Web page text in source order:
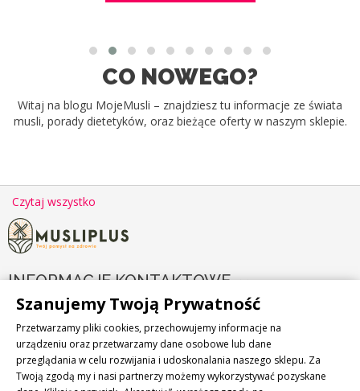
CO NOWEGO?
Witaj na blogu MojeMusli – znajdziesz tu informacje ze świata
musli, porady dietetyków, oraz bieżące oferty w naszym sklepie.
Czytaj wszystko
PRODUKTY 
NASZA FIRMA 
INFORMACJE KONTAKTOWE 
Szanujemy Twoją Prywatność
Przetwarzamy pliki cookies, przechowujemy informacje na
urządzeniu oraz przetwarzamy dane osobowe lub dane
przeglądania w celu rozwijania i udoskonalania naszego sklepu. Za
Twoją zgodą my i nasi partnerzy możemy wykorzystywać pozyskane